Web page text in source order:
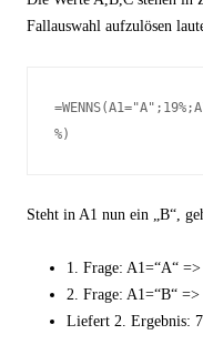
Fallauswahl aufzulösen
%)
Steht in A1 nun ein „B“,
1. Frage: A1=“A“
2. Frage: A1=“B“
Liefert 2. Ergebnis: